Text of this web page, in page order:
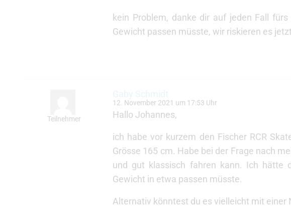
kein Problem, danke dir auf jeden Fall
Gewicht passen müsste, wir riskieren es
Teilnehmer
Gaby Schmidt
12. November 2021 um 17:53 Uhr
Hallo Johannes,
ich habe vor kurzem den Fischer RCR
Grösse 165 cm. Habe bei der Frage nach
und gut klassisch fahren kann. Ich hätte
Gewicht in etwa passen müsste.
Alternativ könntest du es vielleicht mit